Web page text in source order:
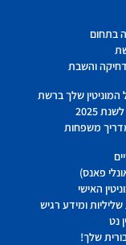
בתחום
והשבת
המוניטין שלך ברשת
2025
מדריך משפחות
האישי
ומידע רגיש
נט
שלך!